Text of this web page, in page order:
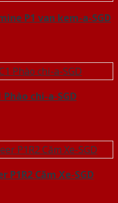
P1 van kem-a-SGD
Phào chi-a-SGD
P1R2 Căm Xe-SGD